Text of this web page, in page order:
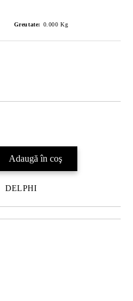
Greutate: 0.000 Kg
DELPHI